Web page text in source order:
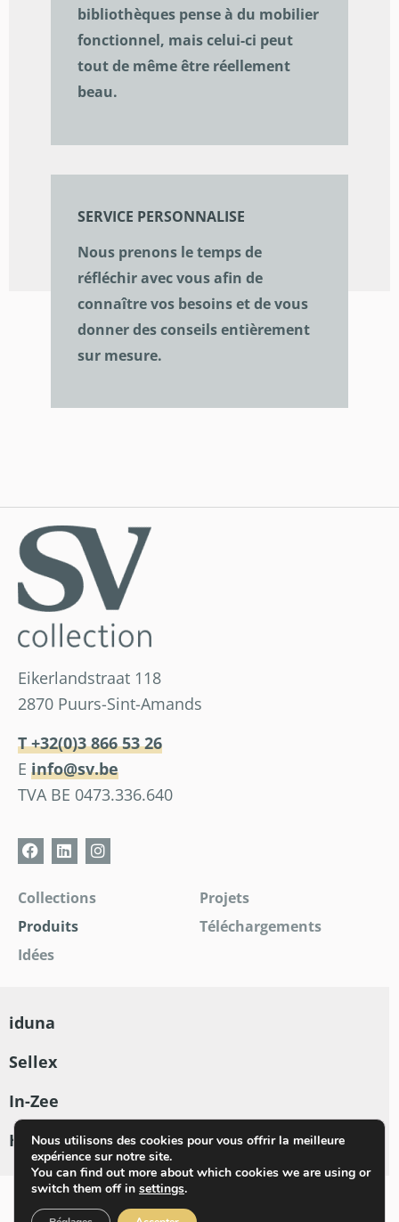
bibliothèques pense à du mobilier
fonctionnel, mais celui-ci peut
tout de même être réellement
beau.
SERVICE PERSONNALISE
Nous prenons le temps de
réfléchir avec vous afin de
connaître vos besoins et de vous
donner des conseils entièrement
sur mesure.
Eikerlandstraat 118
2870 Puurs-Sint-Amands
T +32(0)3 866 53 26
E info@sv.be
TVA BE 0473.336.640
Collections
Projets
Produits
Téléchargements
Idées
iduna
Sellex
In-Zee
Hamari
Nederlands
Nous utilisons des cookies pour vous offrir la meilleure
expérience sur notre site.
You can find out more about which cookies we are using or
switch them off in settings.